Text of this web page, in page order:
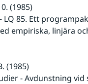
(1985)
LQ 85. Ett
empiriska, linjära
(1985)
- Avdunstning vid